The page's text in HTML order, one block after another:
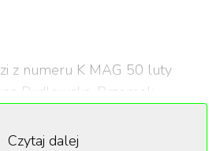
z numeru K MAG 50 luty
Rydlewska, Przemek
Czytaj dalej